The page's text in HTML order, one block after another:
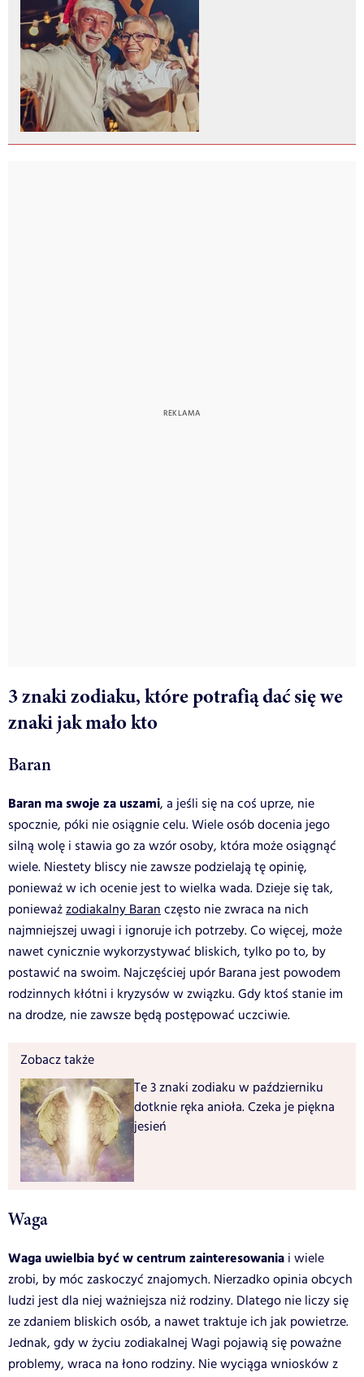
3 znaki zodiaku, które potrafią dać się we
znaki jak mało kto
Baran
Baran ma swoje za uszami, a jeśli się na coś uprze, nie
spocznie, póki nie osiągnie celu. Wiele osób docenia jego
silną wolę i stawia go za wzór osoby, która może osiągnąć
wiele. Niestety bliscy nie zawsze podzielają tę opinię,
ponieważ w ich ocenie jest to wielka wada. Dzieje się tak,
ponieważzodiakalny Baranczęsto nie zwraca na nich
najmniejszej uwagi i ignoruje ich potrzeby. Co więcej, może
nawet cynicznie wykorzystywać bliskich, tylko po to, by
postawić na swoim. Najczęściej upór Barana jest powodem
rodzinnych kłótni i kryzysów w związku. Gdy ktoś stanie im
na drodze, nie zawsze będą postępować uczciwie.
Zobacz także
Te 3 znaki zodiaku w październiku
dotknie ręka anioła. Czeka je piękna
jesień
Waga
Waga uwielbia być w centrum zainteresowania i wiele
zrobi, by móc zaskoczyć znajomych. Nierzadko opinia obcych
ludzi jest dla niej ważniejsza niż rodziny. Dlatego nie liczy się
ze zdaniem bliskich osób, a nawet traktuje ich jak powietrze.
Jednak, gdy w życiu zodiakalnej Wagi pojawią się poważne
problemy, wraca na łono rodziny. Nie wyciąga wniosków z